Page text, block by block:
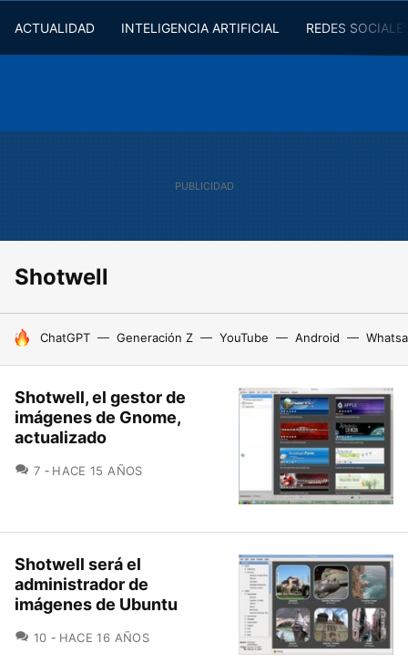
ACTUALIDAD INTELIGENCIA ARTIFICIAL REDES
Shotwell
HOY SE HABLA DE
ChatGPT Generación Z YouTube Android
Shotwell, el gestor de
imágenes de Gnome,
actualizado
7 COMENTARIOS
HACE 15 AÑOS
Shotwell será el
administrador de
imágenes de Ubuntu
10 COMENTARIOS
HACE 16 AÑOS